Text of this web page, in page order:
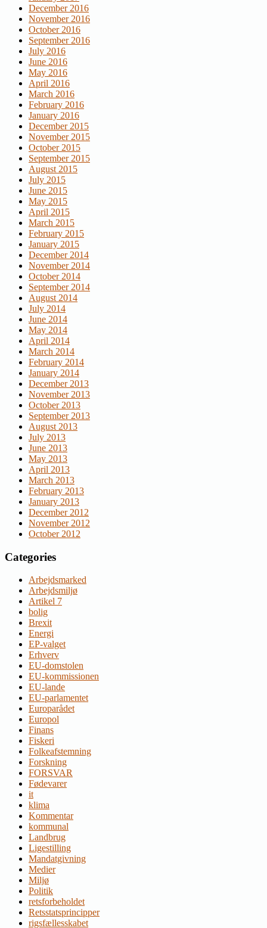
December 2016
November 2016
October 2016
September 2016
July 2016
June 2016
May 2016
April 2016
March 2016
February 2016
January 2016
December 2015
November 2015
October 2015
September 2015
August 2015
July 2015
June 2015
May 2015
April 2015
March 2015
February 2015
January 2015
December 2014
November 2014
October 2014
September 2014
August 2014
July 2014
June 2014
May 2014
April 2014
March 2014
February 2014
January 2014
December 2013
November 2013
October 2013
September 2013
August 2013
July 2013
June 2013
May 2013
April 2013
March 2013
February 2013
January 2013
December 2012
November 2012
October 2012
Categories
Arbejdsmarked
Arbejdsmiljø
Artikel 7
bolig
Brexit
Energi
EP-valget
Erhverv
EU-domstolen
EU-kommissionen
EU-lande
EU-parlamentet
Europarådet
Europol
Finans
Fiskeri
Folkeafstemning
Forskning
FORSVAR
Fødevarer
it
klima
Kommentar
kommunal
Landbrug
Ligestilling
Mandatgivning
Medier
Miljø
Politik
retsforbeholdet
Retsstatsprincipper
rigsfællesskabet